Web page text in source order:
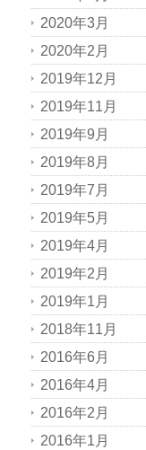
2020年3月
2020年2月
2019年12月
2019年11月
2019年9月
2019年8月
2019年7月
2019年5月
2019年4月
2019年2月
2019年1月
2018年11月
2016年6月
2016年4月
2016年2月
2016年1月